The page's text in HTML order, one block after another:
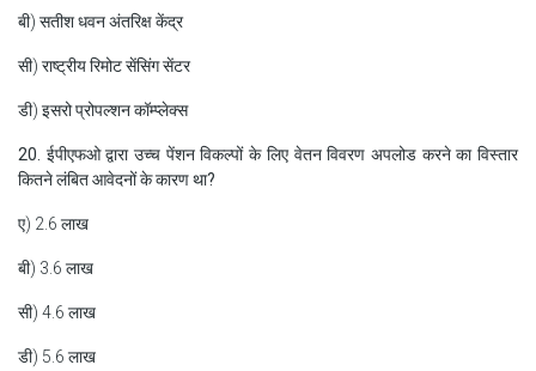
बी) सतीश धवन अंतरिक्ष केंद्र
सी) राष्ट्रीय रिमोट सेंसिंग सेंटर
डी) इसरो प्रोपल्शन कॉम्प्लेक्स
20. ईपीएफओ द्वारा उच्च पेंशन विकल्पों के लिए वेतन विवरण अपलोड करने का विस्तार
कितने लंबित आवेदनों के कारण था?
ए) 2.6 लाख
बी) 3.6 लाख
सी) 4.6 लाख
डी) 5.6 लाख